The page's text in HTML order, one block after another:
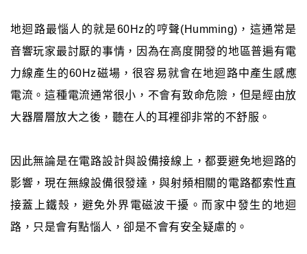
地迴路最惱人的就是60Hz的哼聲(Humming)，這通常是
音響玩家最討厭的事情，因為在高度開發的地區普遍有電
力線產生的60Hz磁場，很容易就會在地迴路中產生感應
電流。這種電流通常很小，不會有致命危險，但是經由放
大器層層放大之後，聽在人的耳裡卻非常的不舒服。
因此無論是在電路設計與設備接線上，都要避免地迴路的
影響，現在無線設備很發達，與射頻相關的電路都索性直
接蓋上鐵殼，避免外界電磁波干擾。而家中發生的地迴
路，只是會有點惱人，卻是不會有安全疑慮的。